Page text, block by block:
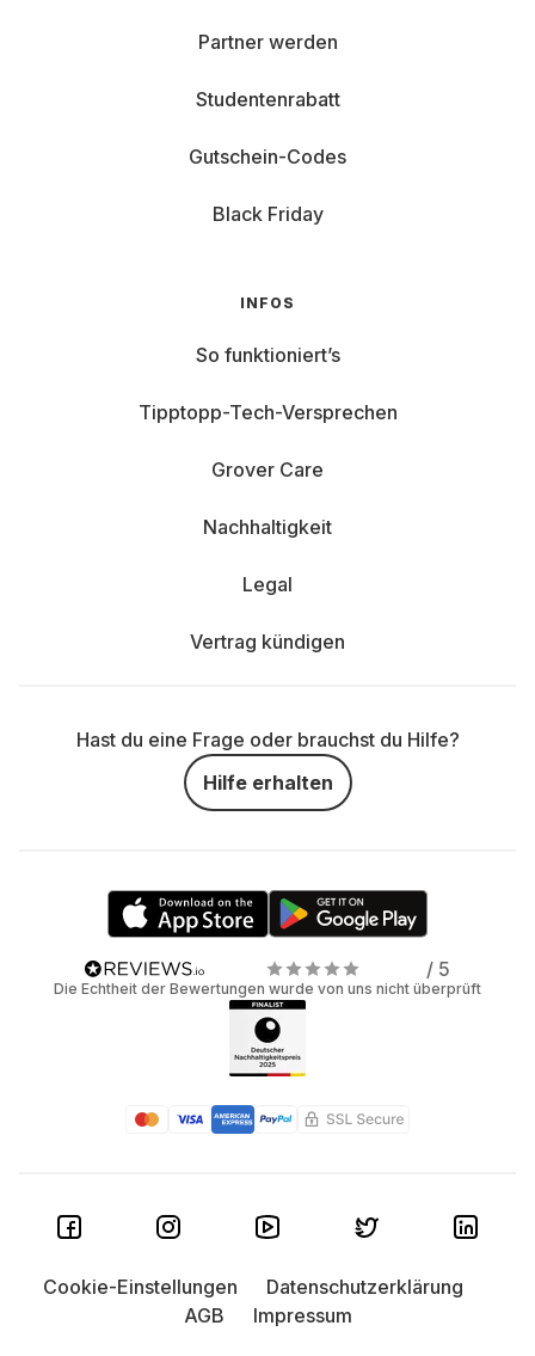
Partner werden
Studentenrabatt
Gutschein-Codes
Black Friday
INFOS
So funktioniert’s
Tipptopp-Tech-Versprechen
Grover Care
Nachhaltigkeit
Legal
Vertrag kündigen
Hast du eine Frage oder brauchst du Hilfe?
Hilfe erhalten
/ 5
Die Echtheit der Bewertungen wurde von uns nicht überprüft
Cookie-Einstellungen
Datenschutzerklärung
AGB
Impressum